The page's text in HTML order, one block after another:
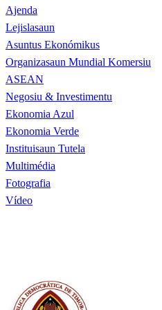
Ajenda
Lejislasaun
Asuntus Ekonómikus
Organizasaun Mundial Komersiu
ASEAN
Negosiu & Investimentu
Ekonomia Azul
Ekonomia Verde
Instituisaun Tutela
Multimédia
Fotografia
Vídeo